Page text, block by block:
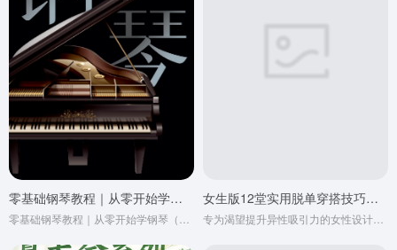
零基础钢琴教程｜从零开始学钢琴（视频课程+五线谱资料+圆梦钢琴） 女生版12堂实用脱单穿搭技巧课！